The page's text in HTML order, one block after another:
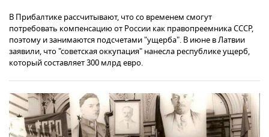
В Прибалтике рассчитывают, что со временем смогут
потребовать компенсацию от России как правопреемника СССР,
поэтому и занимаются подсчетами "ущерба". В июне в Латвии
заявили, что "советская оккупация" нанесла республике ущерб,
который составляет 300 млрд евро.